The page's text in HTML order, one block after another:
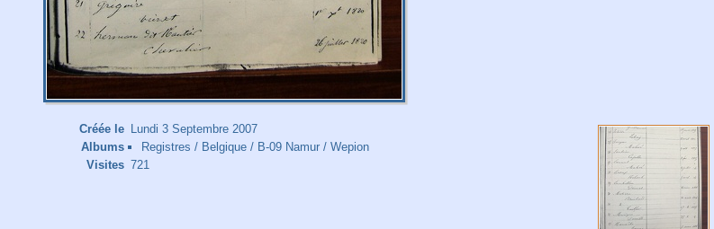
Créée le Lundi 3 Septembre 2007
Albums
Registres / Belgique / B-09 Namur /Wepion
Visites 721